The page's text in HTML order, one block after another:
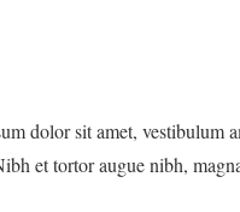
dolor sit amet, vestibulum
et tortor augue nibh,